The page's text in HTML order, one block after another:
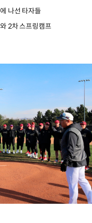
나선 타자들
2차 스프링캠프